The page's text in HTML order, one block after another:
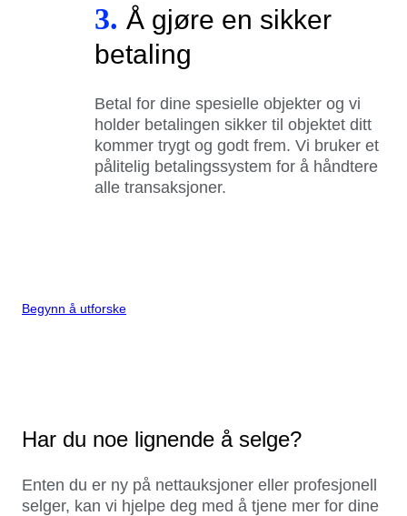
3. Å gjøre en sikker
betaling
Betal for dine spesielle objekter og vi
holder betalingen sikker til objektet ditt
kommer trygt og godt frem. Vi bruker et
pålitelig betalingssystem for å håndtere
alle transaksjoner.
Begynn å utforske
Har du noe lignende å selge?
Enten du er ny på nettauksjoner eller profesjonell
selger, kan vi hjelpe deg med å tjene mer for dine